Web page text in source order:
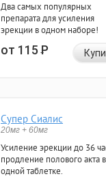
Два самых популярных
препарата для усиления
эрекции в одном наборе!
от 115Р
Супер Сиалис
20мг + 60мг
Усиление эрекции до 36
продление полового акта в
одной таблетке.